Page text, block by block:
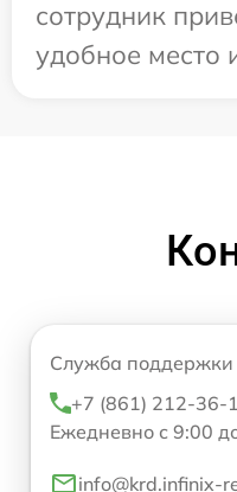
сотрудник
удобное место
Служба поддержки
+7 (861) 212-36-
Ежедневно с 9:00
info@krd.infinix-